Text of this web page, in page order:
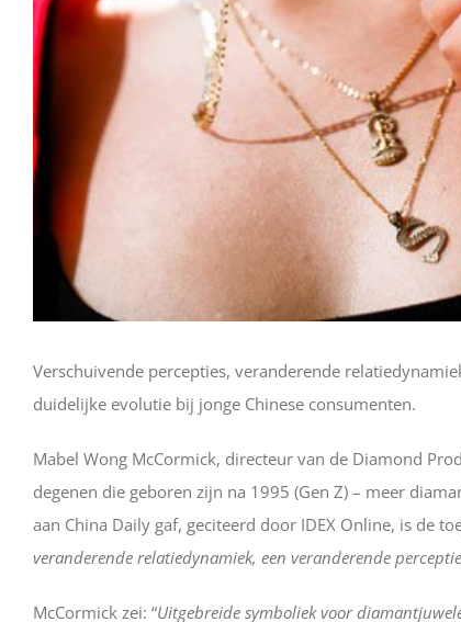
Verschuivende percepties, veranderende
duidelijke evolutie bij jonge Chinese consumenten.
Mabel Wong McCormick, directeur van de Diamond
degenen die geboren zijn na 1995 (Gen Z) – meer
aan China Daily gaf, geciteerd door IDEX Online, is de
veranderende relatiedynamiek, een veranderende
McCormick zei: “Uitgebreide symboliek voor